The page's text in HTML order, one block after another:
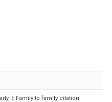
‡ Family to family citation